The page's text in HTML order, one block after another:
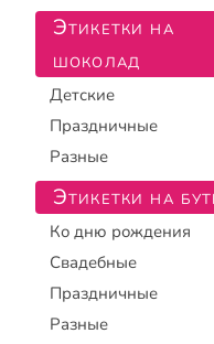
Этикетки на
шоколад
Детские
Праздничные
Разные
Этикетки на
Ко дню рождения
Свадебные
Праздничные
Разные